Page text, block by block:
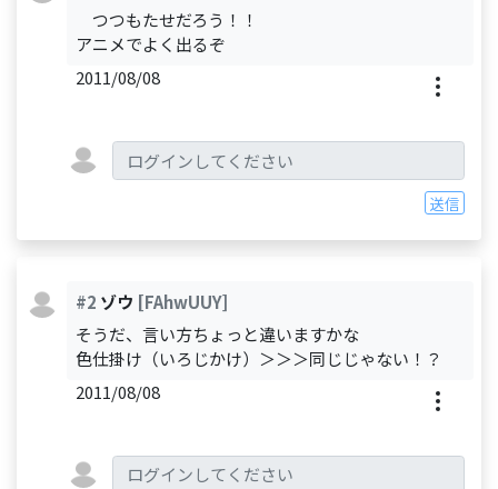
つつもたせだろう！！
アニメでよく出るぞ
2011/08/08
送信
#2 ゾウ [FAhwUUY]
そうだ、言い方ちょっと違いますかな
色仕掛け（いろじかけ）＞＞＞同じじゃない！？
2011/08/08